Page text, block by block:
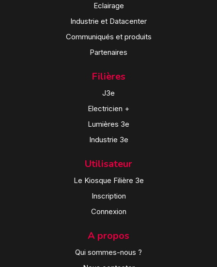
Eclairage
Industrie et Datacenter
Communiqués et produits
Partenaires
Filières
J3e
Electricien +
Lumières 3e
Industrie 3e
Utilisateur
Le Kiosque Filière 3e
Inscription
Connexion
A propos
Qui sommes-nous ?